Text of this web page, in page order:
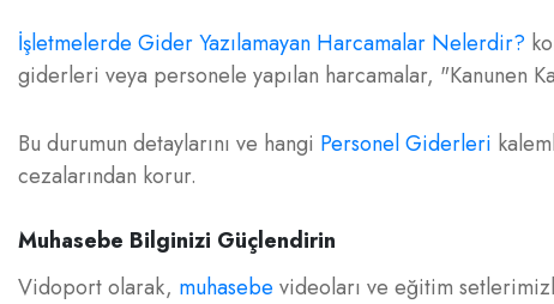
İşletmelerde Gider Yazılamayan Harcamalar Nelerdir?
giderleri veya personele yapılan harcamalar, "Kanunen
Bu durumun detaylarını ve hangi Personel Giderleri
cezalarından korur.
Muhasebe Bilginizi Güçlendirin
Vidoport olarak, muhasebe videoları ve eğitim